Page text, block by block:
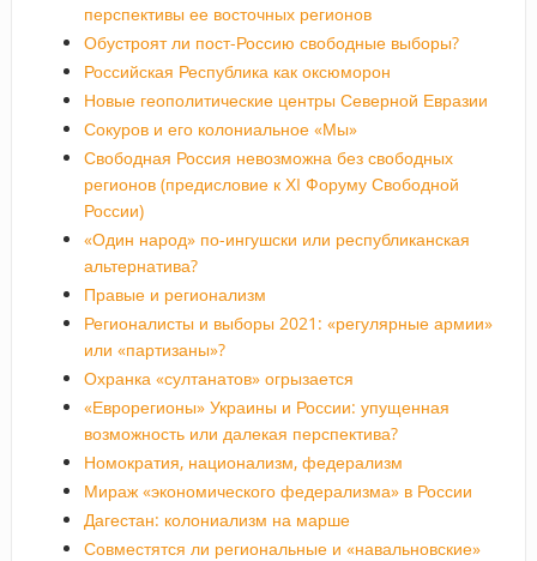
перспективы ее восточных регионов
Обустроят ли пост-Россию свободные выборы?
Российская Республика как оксюморон
Новые геополитические центры Северной Евразии
Сокуров и его колониальное «Мы»
Свободная Россия невозможна без свободных
регионов (предисловие к ХI Форуму Свободной
России)
«Один народ» по-ингушски или республиканская
альтернатива?
Правые и регионализм
Регионалисты и выборы 2021: «регулярные армии»
или «партизаны»?
Охранка «султанатов» огрызается
«Еврорегионы» Украины и России: упущенная
возможность или далекая перспектива?
Номократия, национализм, федерализм
Мираж «экономического федерализма» в России
Дагестан: колониализм на марше
Совместятся ли региональные и «навальновские»